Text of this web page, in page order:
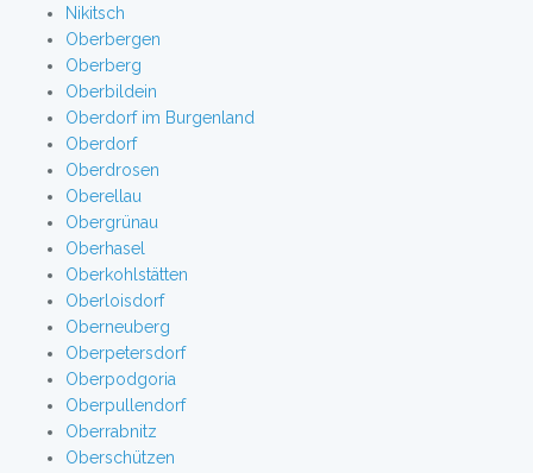
Nikitsch
Oberbergen
Oberberg
Oberbildein
Oberdorf im Burgenland
Oberdorf
Oberdrosen
Oberellau
Obergrünau
Oberhasel
Oberkohlstätten
Oberloisdorf
Oberneuberg
Oberpetersdorf
Oberpodgoria
Oberpullendorf
Oberrabnitz
Oberschützen